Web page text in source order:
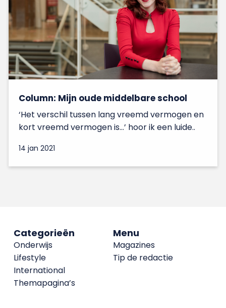
Column: Mijn oude middelbare school
‘Het verschil tussen lang vreemd vermogen en
kort vreemd vermogen is…’ hoor ik een luide..
14 jan 2021
Menu
Magazines
Tip de redactie
Categorieën
Onderwijs
Lifestyle
International
Themapagina’s